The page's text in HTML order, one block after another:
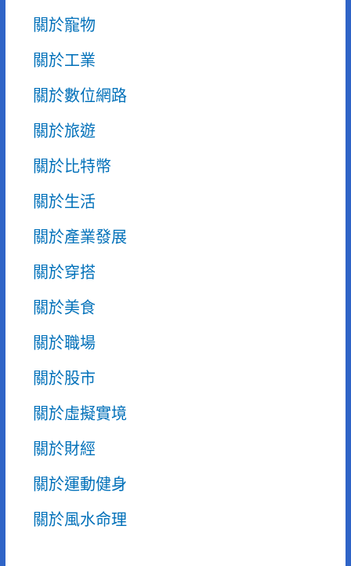
關於寵物
關於工業
關於數位網路
關於旅遊
關於比特幣
關於生活
關於產業發展
關於穿搭
關於美食
關於職場
關於股市
關於虛擬實境
關於財經
關於運動健身
關於風水命理